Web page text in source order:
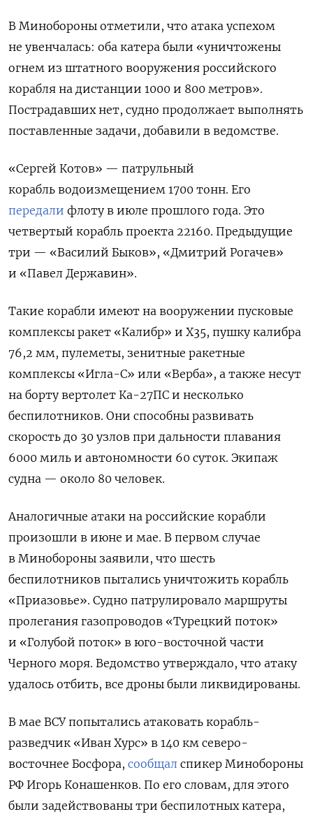
В Минобороны отметили, что атака успехом
не увенчалась: оба катера были «уничтожены
огнем из штатного вооружения российского
корабля на дистанции 1000 и 800 метров».
Пострадавших нет, судно продолжает выполнять
поставленные задачи, добавили в ведомстве.
«Сергей Котов» — патрульный
корабль водоизмещением 1700 тонн. Его
передали флоту в июле прошлого года. Это
четвертый корабль проекта 22160. Предыдущие
три — «Василий Быков», «Дмитрий Рогачев»
и «Павел Державин».
Такие корабли имеют на вооружении пусковые
комплексы ракет «Калибр» и Х35, пушку калибра
76,2 мм, пулеметы, зенитные ракетные
комплексы «Игла-С» или «Верба», а также несут
на борту вертолет Ка-27ПС и несколько
беспилотников. Они способны развивать
скорость до 30 узлов при дальности плавания
6000 миль и автономности 60 суток. Экипаж
судна — около 80 человек.
Аналогичные атаки на российские корабли
произошли в июне и мае. В первом случае
в Минобороны заявили, что шесть
беспилотников пытались уничтожить корабль
«Приазовье». Судно патрулировало маршруты
пролегания газопроводов «Турецкий поток»
и «Голубой поток» в юго-восточной части
Черного моря. Ведомство утверждало, что атаку
удалось отбить, все дроны были ликвидированы.
В мае ВСУ попытались атаковать корабль-
разведчик «Иван Хурс» в 140 км северо-
восточнее Босфора, сообщал спикер Минобороны
РФ Игорь Конашенков. По его словам, для этого
были задействованы три беспилотных катера,